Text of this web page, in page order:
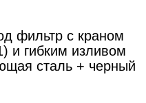
фильтр с краном
и гибким изливом
сталь + черный